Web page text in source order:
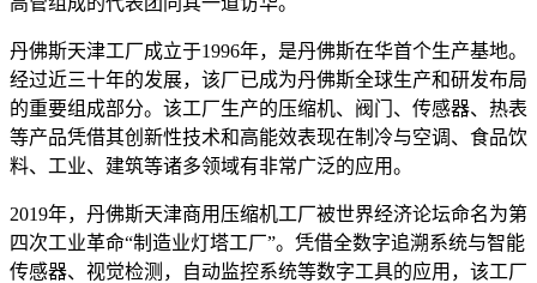
丹佛斯天津工厂成立于1996年，是丹佛斯在华首个生产基地。
经过近三十年的发展，该厂已成为丹佛斯全球生产和研发布局
的重要组成部分。该工厂生产的压缩机、阀门、传感器、热表
等产品凭借其创新性技术和高能效表现在制冷与空调、食品饮
料、工业、建筑等诸多领域有非常广泛的应用。
2019年，丹佛斯天津商用压缩机工厂被世界经济论坛命名为第
四次工业革命“制造业灯塔工厂”。凭借全数字追溯系统与智能
传感器、视觉检测，自动监控系统等数字工具的应用，该工厂